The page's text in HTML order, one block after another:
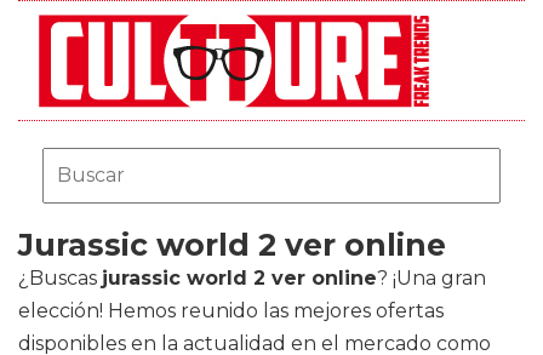
Jurassic world 2 ver online
¿Buscas jurassic world 2 ver online? ¡Una gran
elección! Hemos reunido las mejores ofertas
disponibles en la actualidad en el mercado como